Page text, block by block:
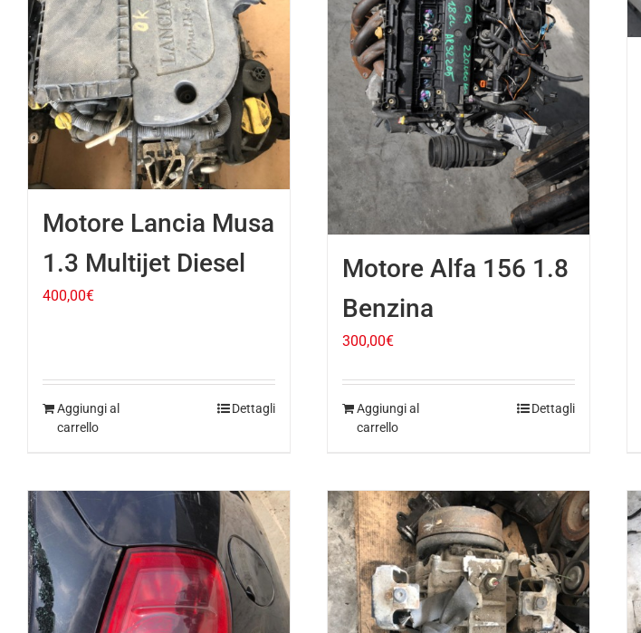
Motore Lancia Musa
1.3 Multijet Diesel
400,00€
Aggiungi al
carrello
Dettagli
Motore Alfa 156 1.8
Benzina
300,00€
Aggiungi al
carrello
Dettagli